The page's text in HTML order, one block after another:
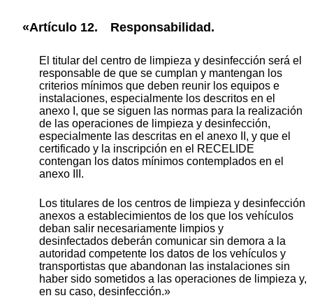
«Artículo 12. Responsabilidad.
El titular del centro de limpieza y desinfección será el
responsable de que se cumplan y mantengan los
criterios mínimos que deben reunir los equipos e
instalaciones, especialmente los descritos en el
anexo I, que se siguen las normas para la realización
de las operaciones de limpieza y desinfección,
especialmente las descritas en el anexo II, y que el
certificado y la inscripción en el RECELIDE
contengan los datos mínimos contemplados en el
anexo III.
Los titulares de los centros de limpieza y desinfección
anexos a establecimientos de los que los vehículos
deban salir necesariamente limpios y
desinfectados deberán comunicar sin demora a la
autoridad competente los datos de los vehículos y
transportistas que abandonan las instalaciones sin
haber sido sometidos a las operaciones de limpieza y,
en su caso, desinfección.»